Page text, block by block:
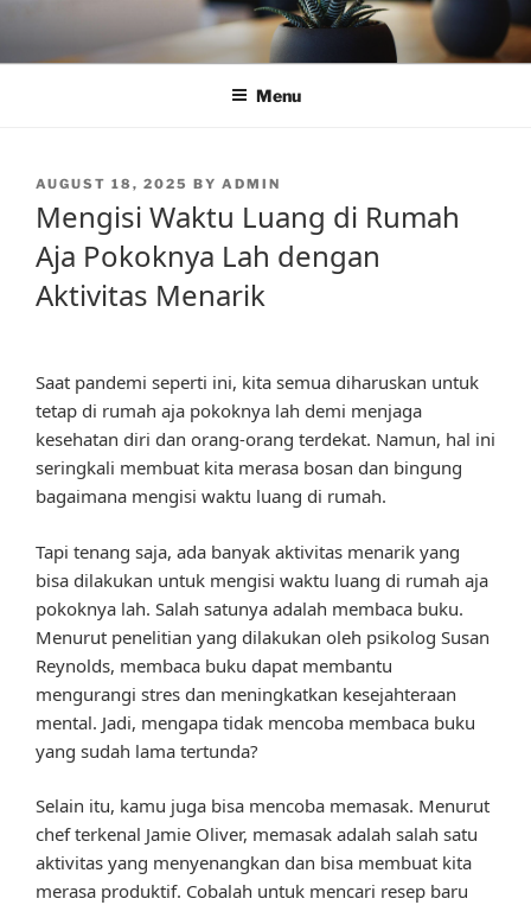
content
Menu
POSTED
AUGUST 18, 2025 BY ADMIN
Mengisi Waktu Luang di Rumah
Aja Pokoknya Lah dengan
Aktivitas Menarik
Saat pandemi seperti ini, kita semua diharuskan untuk
tetap di rumah aja pokoknya lah demi menjaga
kesehatan diri dan orang-orang terdekat. Namun, hal ini
seringkali membuat kita merasa bosan dan bingung
bagaimana mengisi waktu luang di rumah.
Tapi tenang saja, ada banyak aktivitas menarik yang
bisa dilakukan untuk mengisi waktu luang di rumah aja
pokoknya lah. Salah satunya adalah membaca buku.
Menurut penelitian yang dilakukan oleh psikolog Susan
Reynolds, membaca buku dapat membantu
mengurangi stres dan meningkatkan kesejahteraan
mental. Jadi, mengapa tidak mencoba membaca buku
yang sudah lama tertunda?
Selain itu, kamu juga bisa mencoba memasak. Menurut
chef terkenal Jamie Oliver, memasak adalah salah satu
aktivitas yang menyenangkan dan bisa membuat kita
merasa produktif. Cobalah untuk mencari resep baru